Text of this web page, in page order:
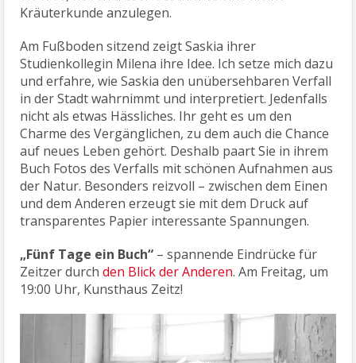
Kräuterkunde anzulegen.
Am Fußboden sitzend zeigt Saskia ihrer
Studienkollegin Milena ihre Idee. Ich setze mich dazu
und erfahre, wie Saskia den unübersehbaren Verfall
in der Stadt wahrnimmt und interpretiert. Jedenfalls
nicht als etwas Hässliches. Ihr geht es um den
Charme des Vergänglichen, zu dem auch die Chance
auf neues Leben gehört. Deshalb paart Sie in ihrem
Buch Fotos des Verfalls mit schönen Aufnahmen aus
der Natur. Besonders reizvoll – zwischen dem Einen
und dem Anderen erzeugt sie mit dem Druck auf
transparentes Papier interessante Spannungen.
„Fünf Tage ein Buch“ – spannende Eindrücke für
Zeitzer durchden Blick der Anderen. Am Freitag, um
19:00 Uhr, Kunsthaus Zeitz!